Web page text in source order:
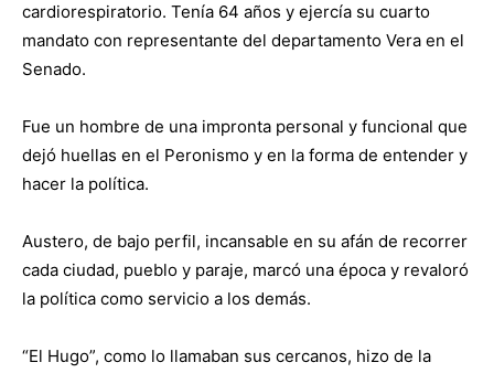
cardiorespiratorio. Tenía 64 años y ejercía su cuarto
mandato con representante del departamento Vera en el
Senado.
Fue un hombre de una impronta personal y funcional que
dejó huellas en el Peronismo y en la forma de entender y
hacer la política.
Austero, de bajo perfil, incansable en su afán de recorrer
cada ciudad, pueblo y paraje, marcó una época y revaloró
la política como servicio a los demás.
“El Hugo”, como lo llamaban sus cercanos, hizo de la